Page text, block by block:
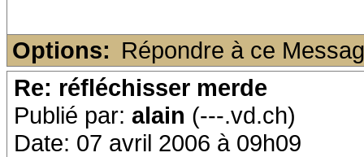
Options: Répondre à ce
Re: réfléchisser merde
Publié par: alain (---.vd.ch)
Date: 07 avril 2006 à 09h09